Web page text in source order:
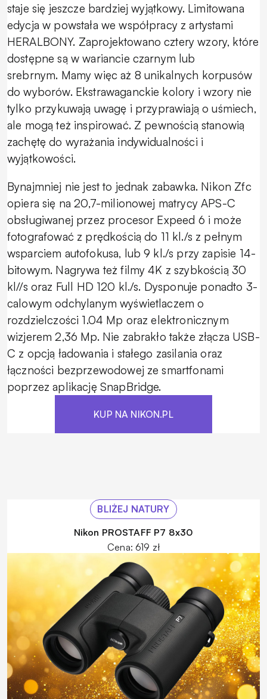
staje się jeszcze bardziej wyjątkowy. Limitowana
edycja w powstała we współpracy z artystami
HERALBONY. Zaprojektowano cztery wzory, które
dostępne są w wariancie czarnym lub
srebrnym. Mamy więc aż 8 unikalnych korpusów
do wyborów. Ekstrawaganckie kolory i wzory nie
tylko przykuwają uwagę i przyprawiają o uśmiech,
ale mogą też inspirować. Z pewnością stanowią
zachętę do wyrażania indywidualności i
wyjątkowości.
Bynajmniej nie jest to jednak zabawka. Nikon Zfc
opiera się na 20,7-milionowej matrycy APS-C
obsługiwanej przez procesor Expeed 6 i może
fotografować z prędkością do 11 kl./s z pełnym
wsparciem autofokusa, lub 9 kl./s przy zapisie 14-
bitowym. Nagrywa też filmy 4K z szybkością 30
kl//s oraz Full HD 120 kl./s. Dysponuje ponadto 3-
calowym odchylanym wyświetlaczem o
rozdzielczości 1.04 Mp oraz elektronicznym
wizjerem 2,36 Mp. Nie zabrakło także złącza USB-
C z opcją ładowania i stałego zasilania oraz
łączności bezprzewodowej ze smartfonami
poprzez aplikację SnapBridge.
KUP NA NIKON.PL
BLIŻEJ NATURY
Nikon PROSTAFF P7 8x30
Cena: 619 zł